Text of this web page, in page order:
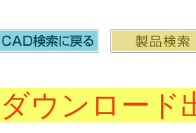
ウンロード